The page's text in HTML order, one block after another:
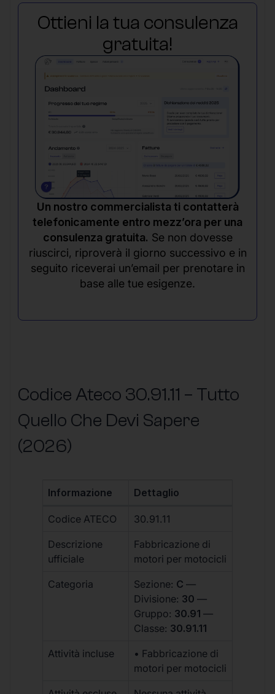
Ottieni la tua consulenza
gratuita!
Un nostro commercialista ti contatterà
telefonicamente entro mezz’ora per una
consulenza gratuita. Se non dovesse
riuscirci, riproverà il giorno successivo e in
seguito riceverai un’email per prenotare in
base alle tue esigenze.
Codice Ateco 30.91.11 – Tutto
Quello Che Devi Sapere
(2026)
Informazione Dettaglio
Codice ATECO 30.91.11
Descrizione
ufficiale
Fabbricazione di
motori per motocicli
Categoria Sezione: C —
Divisione: 30 —
Gruppo: 30.91 —
Classe: 30.91.11
Attività incluse
• Fabbricazione di
motori per motocicli